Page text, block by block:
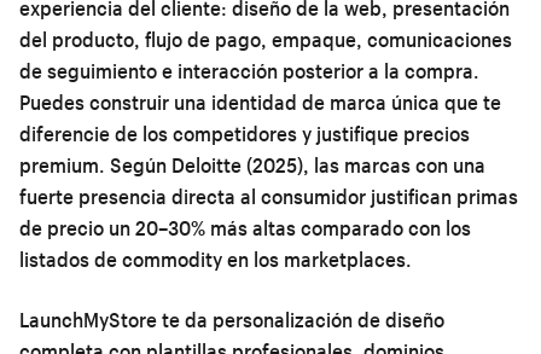
experiencia del cliente: diseño de la web, presentación
del producto, flujo de pago, empaque, comunicaciones
de seguimiento e interacción posterior a la compra.
Puedes construir una identidad de marca única que te
diferencie de los competidores y justifique precios
premium. Según Deloitte (2025), las marcas con una
fuerte presencia directa al consumidor justifican primas
de precio un 20–30% más altas comparado con los
listados de commodity en los marketplaces.
LaunchMyStore te da personalización de diseño